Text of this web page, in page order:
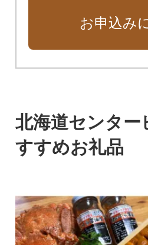
お申込み
北海道センター
すすめお礼品